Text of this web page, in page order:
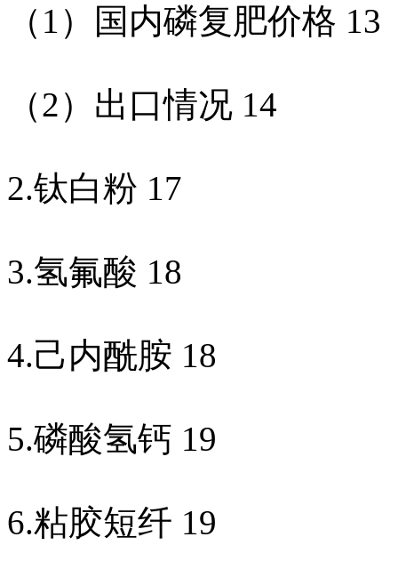
（ 1 ）国内磷复肥价格 13
（2）出口情况 14
2.钛白粉 17
3.氢氟酸 18
4.己内酰胺 18
5.磷酸氢钙 19
6.粘胶短纤 19